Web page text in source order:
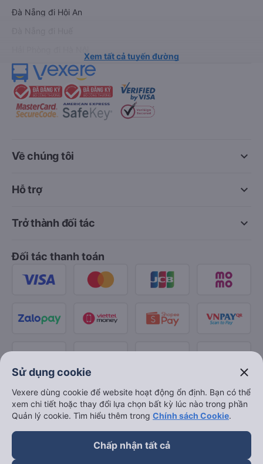
Đà Nẵng đi Hội An
Xem tất cả tuyến đường
keyboard_arrow_down
Về chúng tôi
keyboard_arrow_down
Hỗ trợ
keyboard_arrow_down
Trở thành đối tác
Đối tác thanh toán
Sử dụng cookie close
Vexere dùng cookie để website hoạt động ổn định. Bạn có thể
xem chi tiết hoặc thay đổi lựa chọn bất kỳ lúc nào trong phần
Quản lý cookie. Tìm hiểu thêm trong Chính sách Cookie.
Chấp nhận tất cả